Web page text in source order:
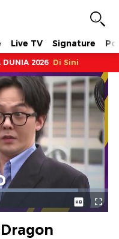
Live TV Signature
2026 Di Sini